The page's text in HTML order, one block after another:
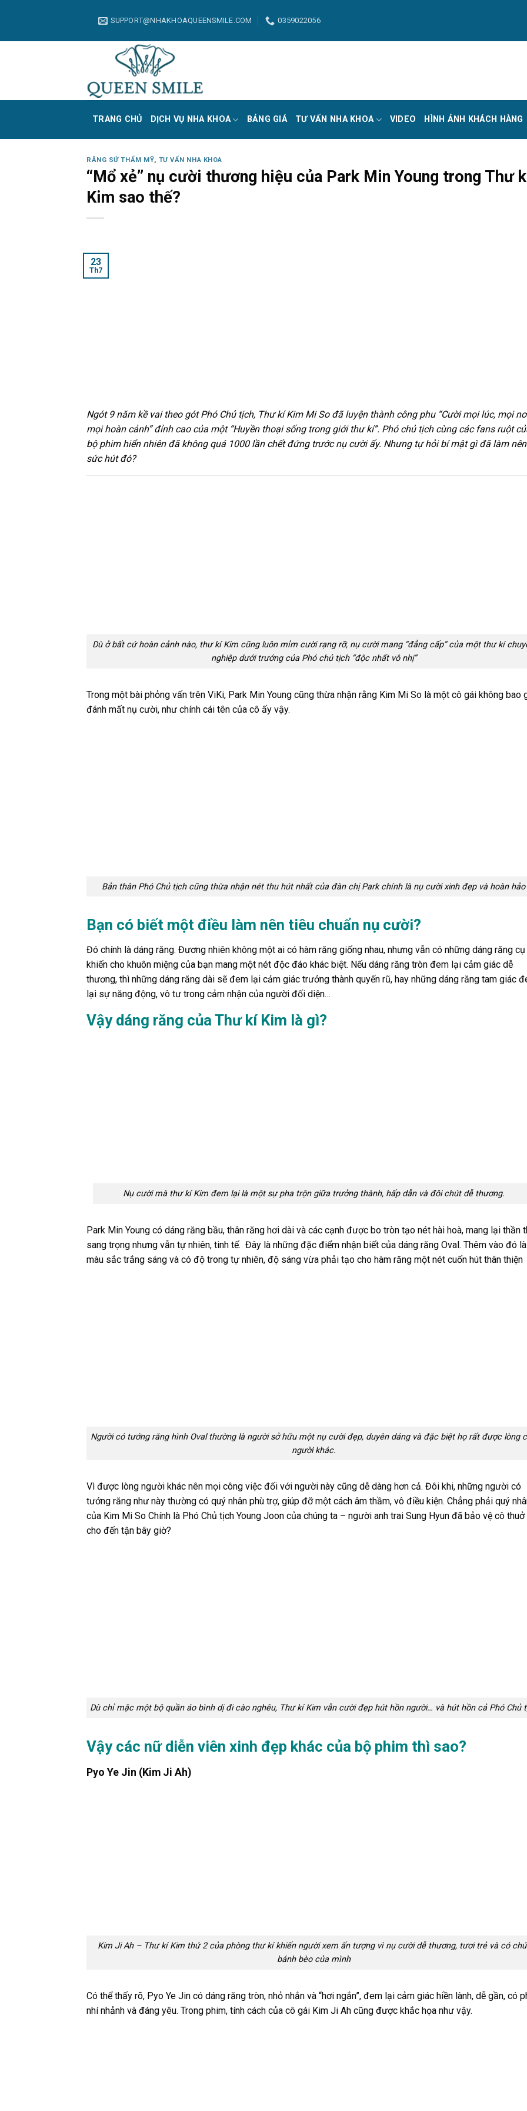
SUPPORT@NHAKHOAQUEENSMILE.COM 0359022056
TRANG CHỦ DỊCH VỤ NHA KHOA BẢNG GIÁ TƯ VẤN NHA KHOA VIDEO HÌNH ẢNH KHÁCH HÀNG
RĂNG SỨ THẨM MỸ, TƯ VẤN NHA KHOA
“Mổ xẻ” nụ cười thương hiệu của Park Min Young trong Thư
Kim sao thế?
23
Th7
Ngót 9 năm kề vai theo gót Phó Chủ tịch, Thư kí Kim Mi So đã luyện thành công phu “Cười mọi lúc, mọi
mọi hoàn cảnh” đỉnh cao của một “Huyền thoại sống trong giới thư kí”. Phó chủ tịch cùng các fans ruột
bộ phim hiển nhiên đã không quá 1000 lần chết đứng trước nụ cười ấy. Nhưng tự hỏi bí mật gì đã làm nên
sức hút đó?
Dù ở bất cứ hoàn cảnh nào, thư kí Kim cũng luôn mỉm cười rạng rỡ, nụ cười mang “đẳng cấp” của một thư kí
nghiệp dưới trướng của Phó chủ tịch “độc nhất vô nhị”
Trong một bài phỏng vấn trên ViKi, Park Min Young cũng thừa nhận rằng Kim Mi So là một cô gái không bao
đánh mất nụ cười, như chính cái tên của cô ấy vậy.
Bản thân Phó Chủ tịch cũng thừa nhận nét thu hút nhất của đàn chị Park chính là nụ cười xinh đẹp và hoàn hảo
Bạn có biết một điều làm nên tiêu chuẩn nụ cười?
Đó chính là dáng răng. Đương nhiên không một ai có hàm răng giống nhau, nhưng vẫn có những dáng răng cụ
khiến cho khuôn miệng của bạn mang một nét độc đáo khác biệt. Nếu dáng răng tròn đem lại cảm giác dễ
thương, thì những dáng răng dài sẽ đem lại cảm giác trưởng thành quyến rũ, hay những dáng răng tam giác
lại sự năng động, vô tư trong cảm nhận của người đối diện…
Vậy dáng răng của Thư kí Kim là gì?
Nụ cười mà thư kí Kim đem lại là một sự pha trộn giữa trưởng thành, hấp dẫn và đôi chút dễ thương.
Park Min Young có dáng răng bầu, thân răng hơi dài và các cạnh được bo tròn tạo nét hài hoà, mang lại thần
sang trọng nhưng vẫn tự nhiên, tinh tế. Đây là những đặc điểm nhận biết của dáng răng Oval. Thêm vào đó là
màu sắc trắng sáng và có độ trong tự nhiên, độ sáng vừa phải tạo cho hàm răng một nét cuốn hút thân thiện
Người có tướng răng hình Oval thường là người sở hữu một nụ cười đẹp, duyên dáng và đặc biệt họ rất được lòng
người khác.
Vì được lòng người khác nên mọi công việc đối với người này cũng dễ dàng hơn cả. Đôi khi, những người có
tướng răng như này thường có quý nhân phù trợ, giúp đỡ một cách âm thầm, vô điều kiện. Chẳng phải quý
của Kim Mi So Chính là Phó Chủ tịch Young Joon của chúng ta – người anh trai Sung Hyun đã bảo vệ cô
cho đến tận bây giờ?
Dù chỉ mặc một bộ quần áo bình dị đi cào nghêu, Thư kí Kim vẫn cười đẹp hút hồn người… và hút hồn cả Phó Chủ
Vậy các nữ diễn viên xinh đẹp khác của bộ phim thì sao?
Pyo Ye Jin (Kim Ji Ah)
Kim Ji Ah – Thư kí Kim thứ 2 của phòng thư kí khiến người xem ấn tượng vì nụ cười dễ thương, tươi trẻ và có
bánh bèo của mình
Có thể thấy rõ, Pyo Ye Jin có dáng răng tròn, nhỏ nhắn và “hơi ngắn”, đem lại cảm giác hiền lành, dễ gần, có
nhí nhảnh và đáng yêu. Trong phim, tính cách của cô gái Kim Ji Ah cũng được khắc họa như vậy.